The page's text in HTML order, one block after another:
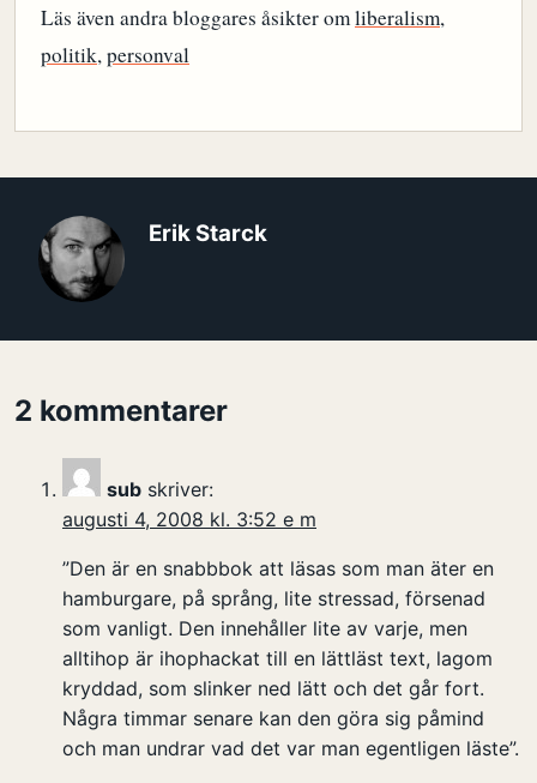
Läs även andra bloggares åsikter omliberalism,
politik,personval
Erik Starck
2 kommentarer
sub skriver:
augusti 4, 2008 kl. 3:52 e m
”Den är en snabbbok att läsas som man äter en
hamburgare, på språng, lite stressad, försenad
som vanligt. Den innehåller lite av varje, men
alltihop är ihophackat till en lättläst text, lagom
kryddad, som slinker ned lätt och det går fort.
Några timmar senare kan den göra sig påmind
och man undrar vad det var man egentligen läste”.